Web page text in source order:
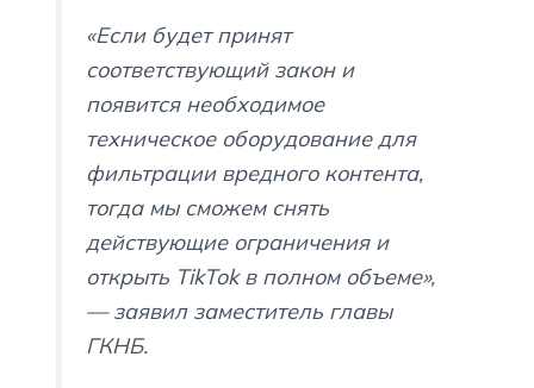
«Если будет принят
соответствующий закон и
появится необходимое
техническое оборудование для
фильтрации вредного контента,
тогда мы сможем снять
действующие ограничения и
открыть TikTok в полном объеме»,
— заявил заместитель главы
ГКНБ.